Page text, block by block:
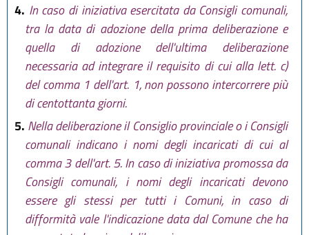
4. In caso di iniziativa esercitata da Consigli comunali,
tra la data di adozione della prima deliberazione e
quella di adozione dell'ultima deliberazione
necessaria ad integrare il requisito di cui alla lett. c)
del comma 1 dell'art. 1, non possono intercorrere più
di centottanta giorni.
5. Nella deliberazione il Consiglio provinciale o i Consigli
comunali indicano i nomi degli incaricati di cui al
comma 3 dell'art. 5. In caso di iniziativa promossa da
Consigli comunali, i nomi degli incaricati devono
essere gli stessi per tutti i Comuni, in caso di
difformità vale l'indicazione data dal Comune che ha